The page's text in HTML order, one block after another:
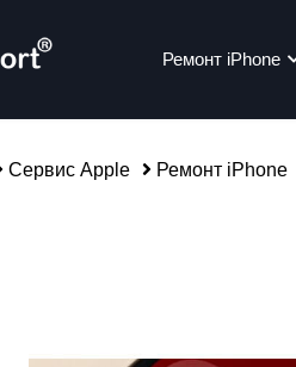
Ремонт iPhone
Сервис Apple Ремонт iPhone